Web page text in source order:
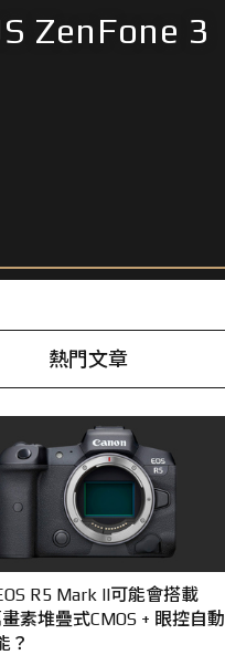
ZenFone 3
熱門文章
R5 Mark II可能會搭載
素堆疊式CMOS + 眼控自動
？